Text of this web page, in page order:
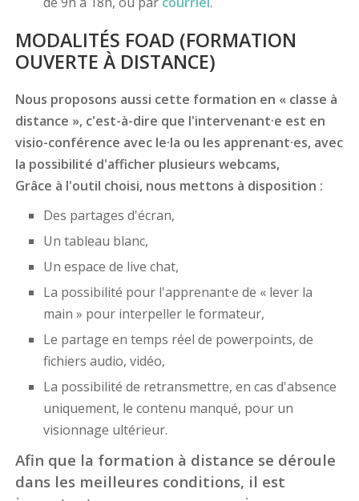
MODALITÉS FOAD (FORMATION
OUVERTE À DISTANCE)
Nous proposons aussi cette formation en « classe à
distance », c'est-à-dire que l'intervenant·e est en
visio-conférence avec le·la ou les apprenant·es, avec
la possibilité d'afficher plusieurs webcams,
Grâce à l'outil choisi, nous mettons à disposition :
Des partages d'écran,
Un tableau blanc,
Un espace de live chat,
La possibilité pour l'apprenant·e de « lever la
main » pour interpeller le formateur,
Le partage en temps réel de powerpoints, de
fichiers audio, vidéo,
La possibilité de retransmettre, en cas d'absence
uniquement, le contenu manqué, pour un
visionnage ultérieur.
Afin que la formation à distance se déroule
dans les meilleures conditions, il est